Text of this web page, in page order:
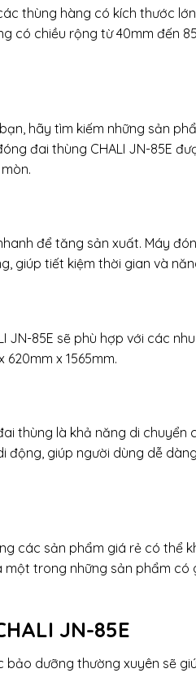
thùng hàng có kích thước
có chiều rộng từ 40mm đến
hãy tìm kiếm những sản
đai thùng CHALI JN-85E
để tăng sản xuất. Máy
giúp tiết kiệm thời gian và
JN-85E sẽ phù hợp với các
x 1565mm.
thùng là khả năng di chuyển
động, giúp người dùng dễ
các sản phẩm giá rẻ có thể
một trong những sản phẩm có
JN-85E
bảo dưỡng thường xuyên sẽ